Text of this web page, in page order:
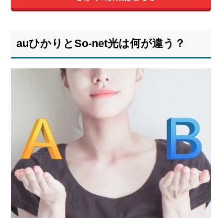
auひかりとSo-net光は何が違う？